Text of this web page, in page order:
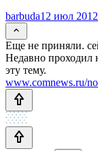
barbuda12 июл
Еще не приняли.
Недавно проходил
эту тему.
www.comnews.ru/